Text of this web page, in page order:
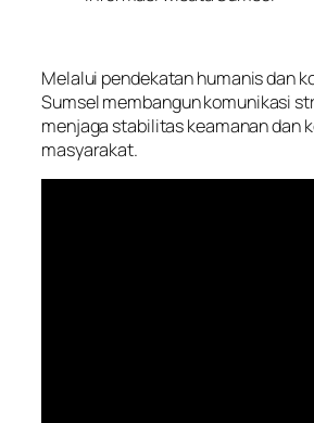
Melalui pendekatan humanis dan
Sumsel membangun komunikasi
menjaga stabilitas keamanan dan
masyarakat.